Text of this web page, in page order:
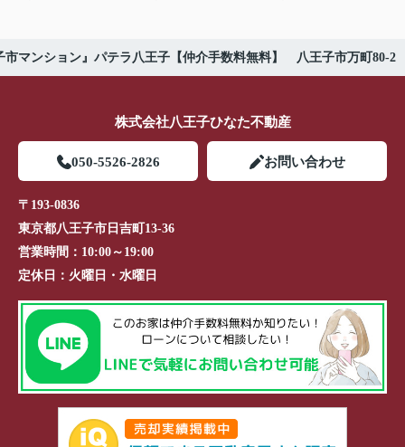
市マンション』パテラ八王子【仲介手数料無料】 八王子市万町80-2
株式会社八王子ひなた不動産
050-5526-2826 お問い合わせ
〒193-0836
東京都八王子市日吉町13-36
営業時間： 10:00～19:00
定休日： 火曜日・水曜日